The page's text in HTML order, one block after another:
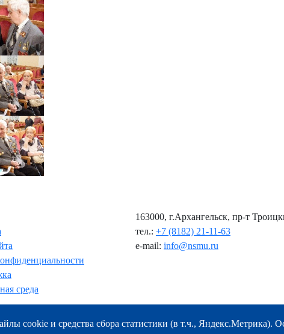
среда
163000, г.Архангельск, пр-т
тел.: +7 (8182) 21-11-63
e-mail: info@nsmu.ru
cookie и средства сбора статистики (в т.ч., Яндекс.Метрика).